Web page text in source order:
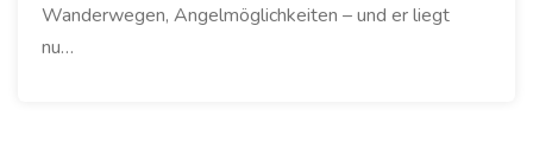
Wanderwegen, Angelmöglichkeiten – und er liegt
nu…